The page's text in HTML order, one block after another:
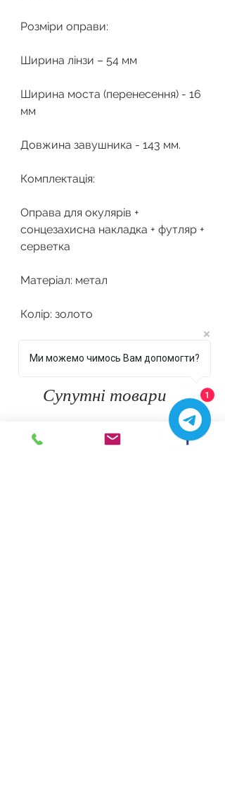
Розміри оправи:
Ширина лінзи – 54 мм
Ширина моста (перенесення) - 16
мм
Довжина завушника - 143 мм.
Комплектація:
Оправа для окулярів +
сонцезахисна накладка + футляр +
серветка
Матеріал: метал
Колір: золото
Супутні товари
Ми можемо чимось Вам допомогти?
1